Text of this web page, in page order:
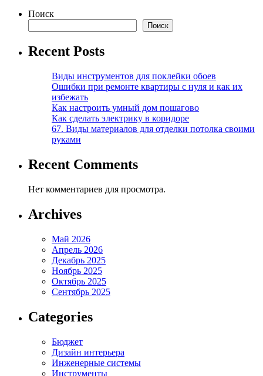
Поиск
Поиск
Recent Posts
Виды инструментов для поклейки обоев
Ошибки при ремонте квартиры с нуля и как их
избежать
Как настроить умный дом пошагово
Как сделать электрику в коридоре
67. Виды материалов для отделки потолка своими
руками
Recent Comments
Нет комментариев для просмотра.
Archives
Май 2026
Апрель 2026
Декабрь 2025
Ноябрь 2025
Октябрь 2025
Сентябрь 2025
Categories
Бюджет
Дизайн интерьера
Инженерные системы
Инструменты